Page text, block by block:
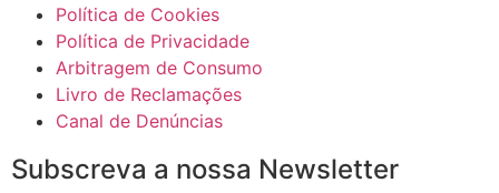
Política de Cookies
Política de Privacidade
Arbitragem de Consumo
Livro de Reclamações
Canal de Denúncias
Subscreva a nossa Newsletter